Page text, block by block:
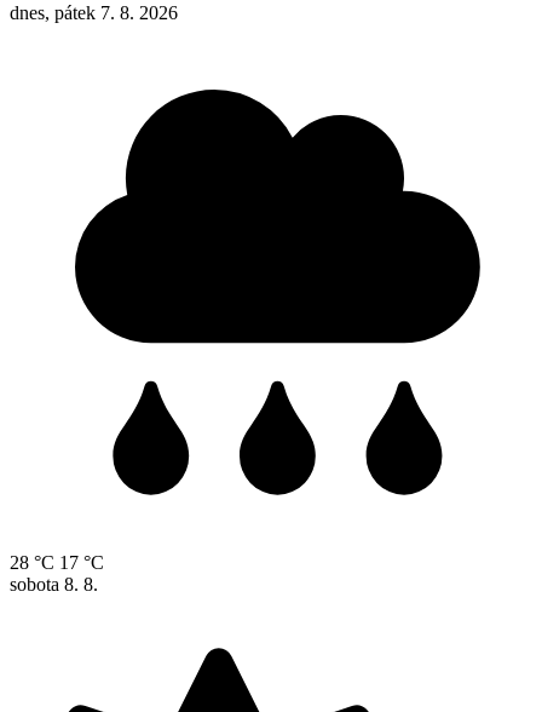
dnes, pátek 7. 8. 2026
28 °C 17 °C
sobota 8. 8.